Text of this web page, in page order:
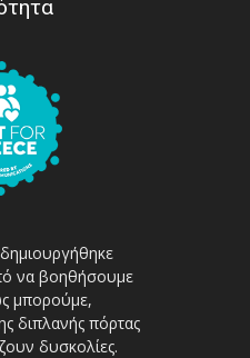
να βοηθήσουμε
μπορούμε,
διπλανής πόρτας
δυσκολίες.